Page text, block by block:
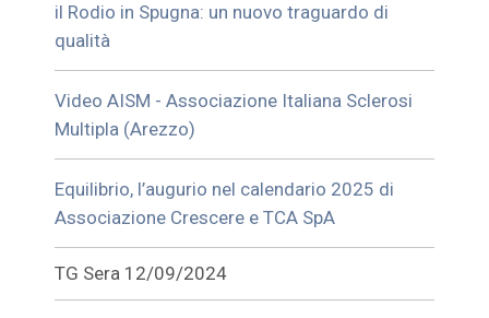
il Rodio in Spugna: un nuovo traguardo di
qualità
Video AISM - Associazione Italiana Sclerosi
Multipla (Arezzo)
Equilibrio, l’augurio nel calendario 2025 di
Associazione Crescere e TCA SpA
TG Sera 12/09/2024